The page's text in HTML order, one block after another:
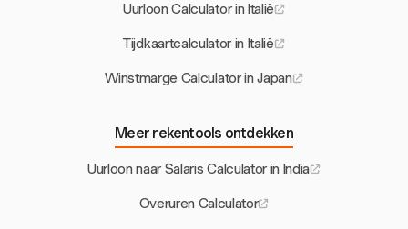
Uurloon Calculator in Italië
Tijdkaartcalculator in Italië
Winstmarge Calculator in Japan
Meer rekentools ontdekken
Uurloon naar Salaris Calculator in India
Overuren Calculator